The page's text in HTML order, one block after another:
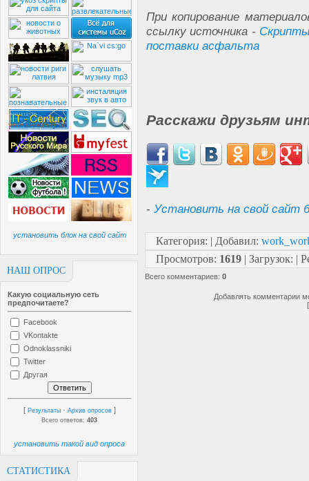
установить блок на свой сайт
НАШ ОПРОС
Какую социальную сеть
предпочитаете?
Facebook
VKontakte
Odnoklassniki
Twitter
Другая
[ Результаты · Архив опросов ]
Всего ответов:403
установить такой вид опроса
СТАТИСТИКА
При копирование
ссылку источника -
поставки асфальта
Расскажи друзьям
- Установить на свой сайт
Категория: | Добавил:
Просмотров: 1619 | Загрузок: |
Всего комментариев: 0
Добавлять комментарии